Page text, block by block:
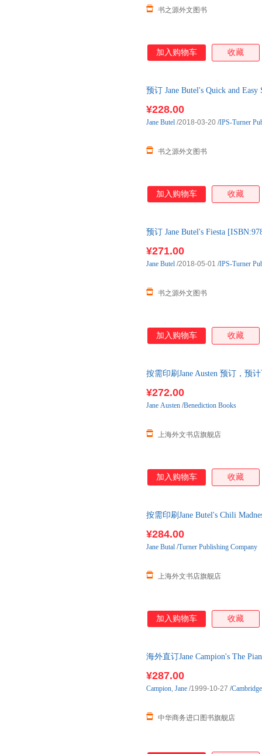
书之源外文图书
加入购物车 收藏
预订 Jane Butel's Quick and
¥228.00
书之源外文图书
Jane Butel /2018-03-20 /IPS-Turner
加入购物车 收藏
预订 Jane Butel's Fiesta
¥271.00
书之源外文图书
Jane Butel /2018-05-01 /IPS-Turner
加入购物车 收藏
按需印刷Jane Austen 预订，预
¥272.00
上海外文书店旗舰店
Jane Austen /Benediction Books
加入购物车 收藏
按需印刷Jane Butel's Chili
¥284.00
上海外文书店旗舰店
Jane Butal /Turner Publishing Company
加入购物车 收藏
海外直订Jane Campion's The
¥287.00
中华商务进口图书旗舰店
Campion, Jane /1999-10-27 /